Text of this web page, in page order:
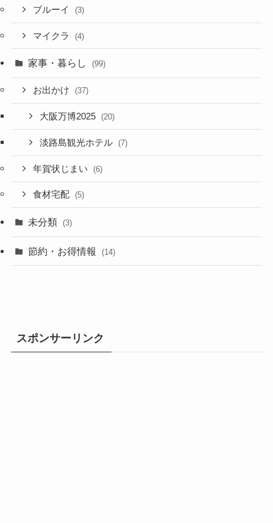
ブルーイ (3)
マイクラ (4)
家事・暮らし (99)
お出かけ (37)
大阪万博2025 (20)
淡路島観光ホテル (7)
年賀状じまい (6)
食材宅配 (5)
未分類 (3)
節約・お得情報 (14)
スポンサーリンク